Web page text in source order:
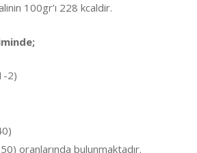
100gr’ı 228 kcaldir.
2)
oranlarında bulunmaktadır.